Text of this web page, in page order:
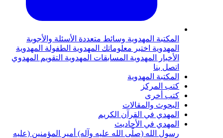
المهدويةوسائط متعددةالأسئلة والأجوبة
اختبر معلوماتك المهدويةالطفولة المهدوية
المهدويةالمسابقات المهدويةالتقويم المهدوي
المهدوية
والمقالات
في القرآن الكريم
في الأحاديث
الله (صلّى الله عليه وآله) أمير المؤمنين (عليه